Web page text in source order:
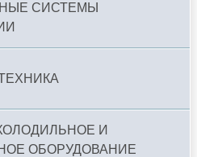
СИСТЕМЫ
И
ОБОРУДОВАНИЕ